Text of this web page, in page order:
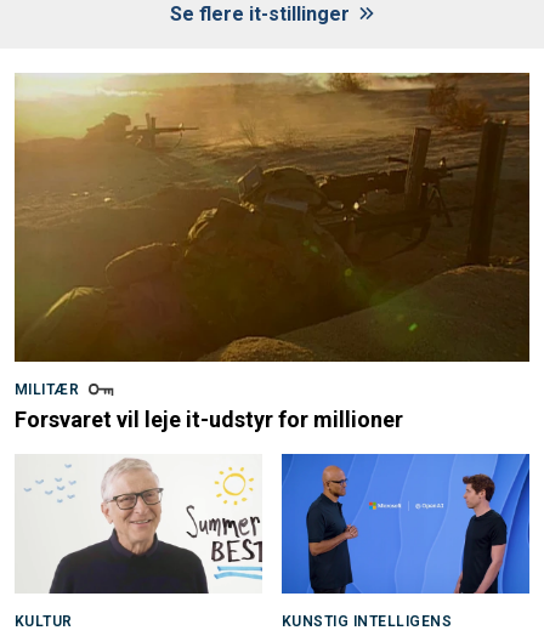
Se flere it-stillinger
MILITÆR
Forsvaret vil leje it-udstyr for millioner
KULTUR KUNSTIG INTELLIGENS